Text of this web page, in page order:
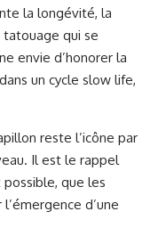
la longévité, la
qui se
envie d’honorer la
un cycle slow life,
reste l’icône par
Il est le rappel
que les
d’une